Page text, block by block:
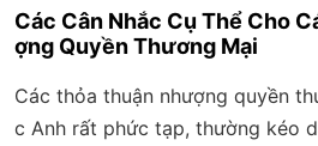
Các Cân Nhắc Cụ Thể Cho
ợng Quyền Thương Mại
Các thỏa thuận nhượng quyền
c Anh rất phức tạp, thường kéo